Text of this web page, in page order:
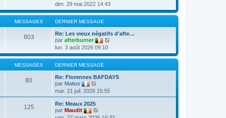
e
s
s
a
g
e
d
e
r
n
i
e
r
m
e
s
s
a
g
o
i
r
l
d
e
r
n
i
r
m
e
s
a
dim. 29 mai 2022 14:43
MESSAGES DERNIER MESSAGE
803
Re: Les vieux négatifs d'afte…
par afterburner
r
d
e
i
m
lun. 3 août 2026 09:10
MESSAGES DERNIER MESSAGE
80
Re: Florennes BAFDAYS
par Matius
o
i
e
mar. 21 juil. 2026 15:55
125
Re: Meaux 2025
par Maudit
o